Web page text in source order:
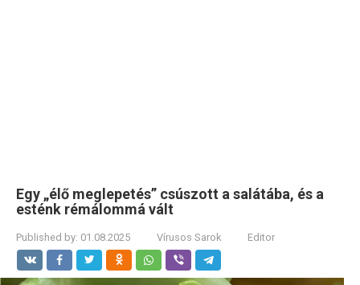
Egy „élő meglepetés” csúszott a salátába, és a
esténk rémálommá vált
Published by: 01.08.2025 Vírusos Sarok Editor